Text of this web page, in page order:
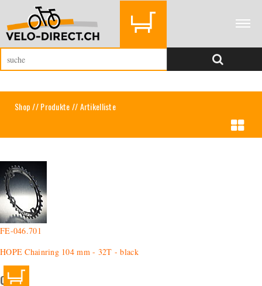
Shop//Produkte// Artikelliste
FE-046.701
HOPE Chainring 104 mm - 32T - black
CHF